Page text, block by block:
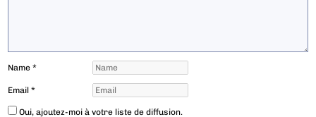
Name*
Email*
Oui, ajoutez-moi à votre liste de diffusion.